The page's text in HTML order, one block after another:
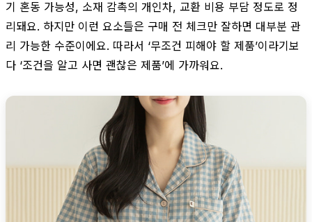
기 혼동 가능성, 소재 감촉의 개인차, 교환 비용 부담 정도로 정
리돼요. 하지만 이런 요소들은 구매 전 체크만 잘하면 대부분 관
리 가능한 수준이에요. 따라서 ‘무조건 피해야 할 제품’이라기보
다 ‘조건을 알고 사면 괜찮은 제품’에 가까워요.